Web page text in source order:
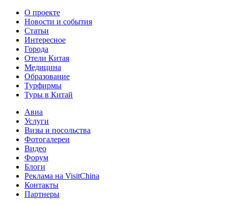
О проекте
Новости и события
Статьи
Интересное
Города
Отели Китая
Медицина
Образование
Турфирмы
Туры в Китай
Авиа
Услуги
Визы и посольства
Фотогалереи
Видео
Форум
Блоги
Реклама на VisitChina
Контакты
Партнеры